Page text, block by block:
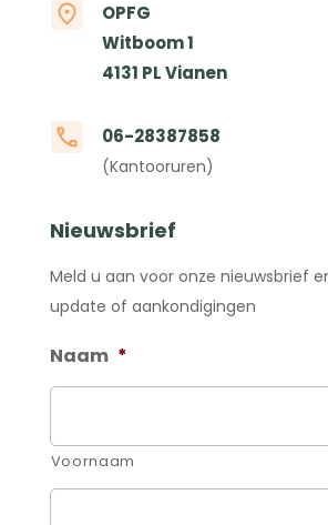
OPFG
Witboom 1
4131 PL Vianen
06-28387858
(Kantooruren)
Nieuwsbrief
Meld u aan voor onze nieuwsbrief
update of aankondigingen
Naam *
Voornaam